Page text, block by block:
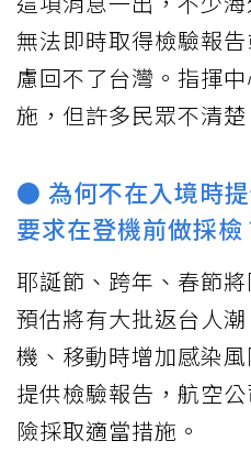
無法即時取得檢驗報
慮回不了台灣。指揮
施，但許多民眾不清
● 為何不在入境時
要求在登機前做採
耶誕節、跨年、春節
預估將有大批返台人
機、移動時增加感染
提供檢驗報告，航空
險採取適當措施。